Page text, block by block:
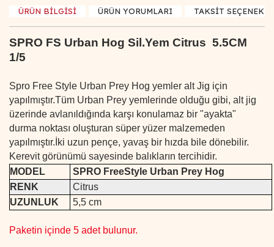
ÜRÜN BİLGİSİ ÜRÜN YORUMLARI TAKSİT
SPRO FS Urban Hog Sil.Yem Citrus 5.5CM
1/5
Spro Free Style Urban Prey Hog yemler alt Jig için
yapılmıştır.Tüm Urban Prey yemlerinde olduğu gibi, alt jig
üzerinde avlanıldığında karşı konulamaz bir "ayakta"
durma noktası oluşturan süper yüzer malzemeden
yapılmıştır.İki uzun pençe, yavaş bir hızda bile dönebilir.
Kerevit görünümü sayesinde balıkların tercihidir.
MODEL
SPRO FreeStyle Urban Prey Hog
RENK
Citrus
UZUNLUK
5,5 cm
Paketin içinde 5 adet bulunur.